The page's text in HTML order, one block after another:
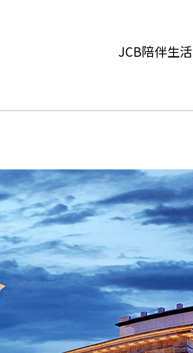
JCB陪伴生活